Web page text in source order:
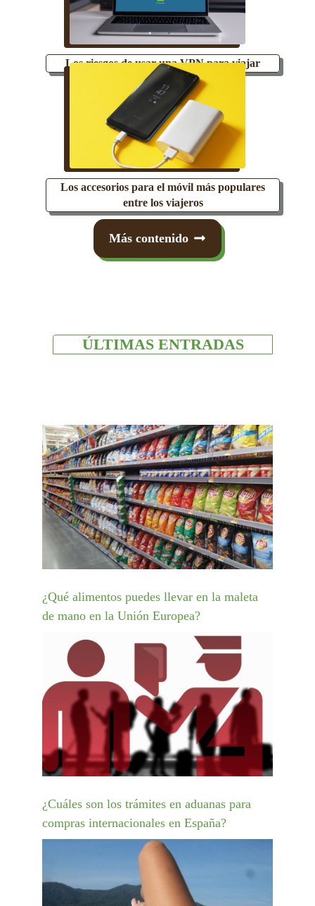
Los riesgos de usar una VPN para viajar
Los accesorios para el móvil más populares
entre los viajeros
Más contenido
ÚLTIMAS ENTRADAS
¿Qué alimentos puedes llevar en la maleta
de mano en la Unión Europea?
¿Cuáles son los trámites en aduanas para
compras internacionales en España?